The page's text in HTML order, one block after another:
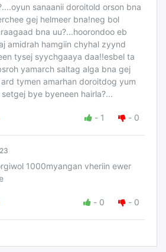
sanaanii doroitold orson bna
gej helmeer bna!neg bol
bna uu?...hoorondoo eb
amidrah hamgiin chyhal zyynd
tysej syychgaaya daa!!esbel ta
yamarch saltag alga bna gej
tymen amarhan doroitdog yum
bye byeneen hairla?...
- 1 - 0
1000myangan vheriin ewer
- 0 - 0